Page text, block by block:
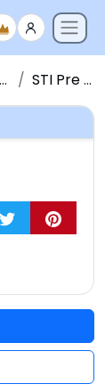
STI Pre - 2016